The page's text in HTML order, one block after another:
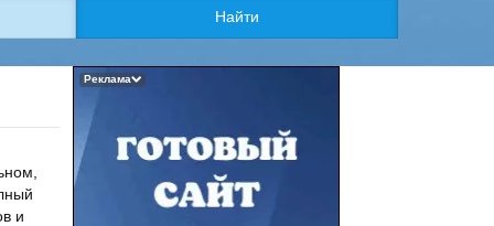
Найти
и
Реклама